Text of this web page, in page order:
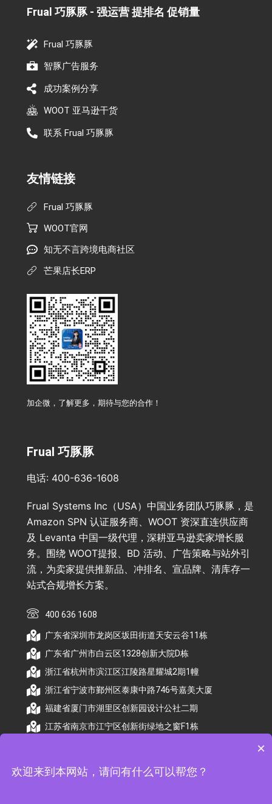
Frual 巧豚豚 - 强运营 提排名 促销量​
Frual 巧豚豚
智豚广告服务
成功案例分享
WOOT 亚马逊干货
联系 Frual 巧豚豚
友情链接
Frual 巧豚豚
WOOT官网
知无不言跨境电商社区
芒果店长ERP
加企微，了解更多，期待与您的合作！
Frual 巧豚豚
电话: 400-636-1608
Frual Systems Inc（USA）中国业务团队巧豚豚，是
Amazon SPN 认证服务商、WOOT 资深直连供应商
及 Levanta 中国一级代理，深耕亚马逊卖家增长服
务。围绕 WOOT提报、BD 活动、广告策略与站外引
流，为卖家提供推新品、冲排名、宣品牌、清库存一
站式合规增长方案。
400 636 1608
广东省深圳市龙岗区坂田街道天安云谷11栋
广东省广州市白云区1328创新大院D栋
浙江省杭州市滨江区江陵路星耀城2期1幢
浙江省宁波市鄞州区泰康中路746号嘉美大厦
福建省厦门市湖里区创新园设计公社二期
江苏省南京市江宁区创新街绿地之窗F1栋
×
欢迎来到本网站，请问有什么可以帮您？